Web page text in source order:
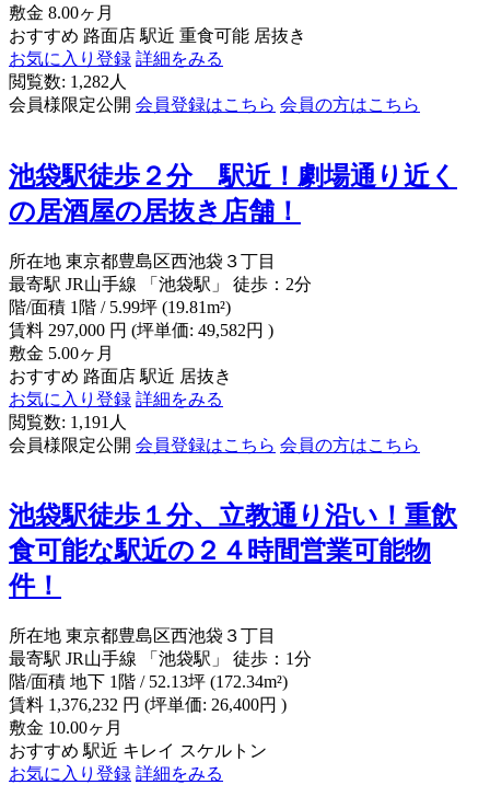
敷金 8.00ヶ月
おすすめ 路面店 駅近 重食可能 居抜き
お気に入り登録 詳細をみる
閲覧数: 1,282人
会員様限定公開 会員登録はこちら 会員の方はこちら
池袋駅徒歩２分 駅近！劇場通り近く
の居酒屋の居抜き店舗！
所在地 東京都豊島区西池袋３丁目
最寄駅 JR山手線 「池袋駅」 徒歩：2分
階/面積 1階 / 5.99坪 (19.81m²)
賃料 297,000 円 (坪単価: 49,582円 )
敷金 5.00ヶ月
おすすめ 路面店 駅近 居抜き
お気に入り登録 詳細をみる
閲覧数: 1,191人
会員様限定公開 会員登録はこちら 会員の方はこちら
池袋駅徒歩１分、立教通り沿い！重飲
食可能な駅近の２４時間営業可能物
件！
所在地 東京都豊島区西池袋３丁目
最寄駅 JR山手線 「池袋駅」 徒歩：1分
階/面積 地下 1階 / 52.13坪 (172.34m²)
賃料 1,376,232 円 (坪単価: 26,400円 )
敷金 10.00ヶ月
おすすめ 駅近 キレイ スケルトン
お気に入り登録 詳細をみる